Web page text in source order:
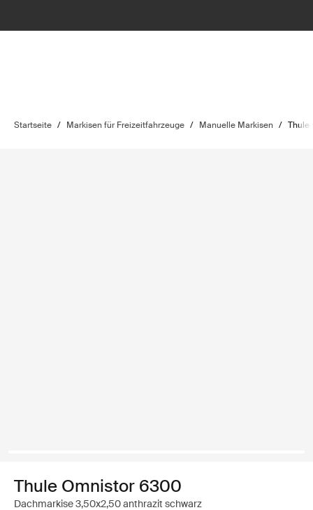
Startseite / Markisen für Freizeitfahrzeuge / Manuelle Markisen / Thule
Thule Omnistor 6300
Dachmarkise 3,50x2,50 anthrazit schwarz